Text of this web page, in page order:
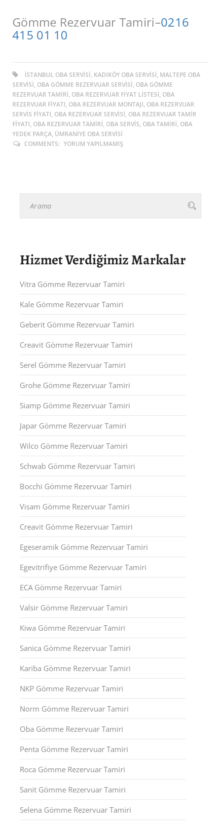
Gömme Rezervuar Tamiri–0216
415 01 10
ISTANBUL OBA SERVISI, KADIKÖY OBA SERVISI, MALTEPE OBA
SERVISI, OBA GÖMME REZERVUAR SERVISI, OBA GÖMME
REZERVUAR TAMIRI, OBA REZERVUAR FIYAT LISTESI, OBA
REZERVUAR FIYATI, OBA REZERVUAR MONTAJI, OBA REZERVUAR
SERVIS FIYATI, OBA REZERVUAR SERVISI, OBA REZERVUAR TAMIR
FIYATI, OBA REZERVUAR TAMIRI, OBA SERVIS, OBA TAMIRI, OBA
YEDEK PARÇA, ÜMRANIYE OBA SERVISI
COMMENTS: YORUM YAPILMAMIŞ
Hizmet Verdiğimiz Markalar
Vitra Gömme Rezervuar Tamiri
Kale Gömme Rezervuar Tamiri
Geberit Gömme Rezervuar Tamiri
Creavit Gömme Rezervuar Tamiri
Serel Gömme Rezervuar Tamiri
Grohe Gömme Rezervuar Tamiri
Siamp Gömme Rezervuar Tamiri
Japar Gömme Rezervuar Tamiri
Wilco Gömme Rezervuar Tamiri
Schwab Gömme Rezervuar Tamiri
Bocchi Gömme Rezervuar Tamiri
Visam Gömme Rezervuar Tamiri
Creavit Gömme Rezervuar Tamiri
Egeseramik Gömme Rezervuar Tamiri
Egevitrifiye Gömme Rezervuar Tamiri
ECA Gömme Rezervuar Tamiri
Valsir Gömme Rezervuar Tamiri
Kiwa Gömme Rezervuar Tamiri
Sanica Gömme Rezervuar Tamiri
Kariba Gömme Rezervuar Tamiri
NKP Gömme Rezervuar Tamiri
Norm Gömme Rezervuar Tamiri
Oba Gömme Rezervuar Tamiri
Penta Gömme Rezervuar Tamiri
Roca Gömme Rezervuar Tamiri
Sanit Gömme Rezervuar Tamiri
Selena Gömme Rezervuar Tamiri